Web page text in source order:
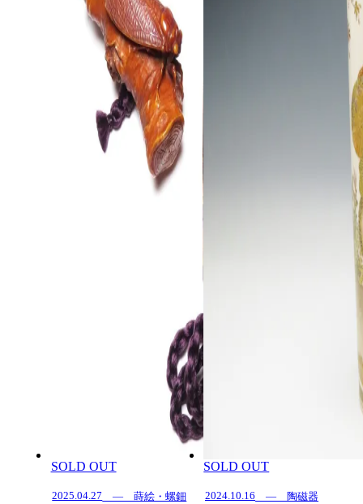
SOLD OUT
2025.04.27 — 蒔絵・螺鈿
SOLD OUT
2024.10.16 — 陶磁器